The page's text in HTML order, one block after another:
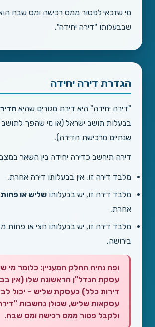
מי שזכאי לפטור ממס רכישה ומס שבח
שבבעלותו "דירה יחידה".
הגדרת דירה יחידה
"דירה יחידה" היא דירת מגורים שהיא
בבעלות תושב ישראל (או מי שהפך לתושב
שנתיים מרכישת הדירה).
דירה תיחשב כדירה יחידה בין השאר
מלבד דירה זו, אין בבעלותו דירה אחרת.
מלבד דירה זו, יש בבעלותו שליש או פחות
אחרת.
מלבד דירה זו, יש בבעלותו חצי או פחות
בירושה.
ופה נהיה החלק המעניין: כלומר מי
עסקת הנדל"ן הראשונה שלו (אין
דירות כלל) כעסקת שליש – יכול
עסקאות שליש, שכולן נחשבות
ולקבל פטור ממס רכישה ומס שבח.